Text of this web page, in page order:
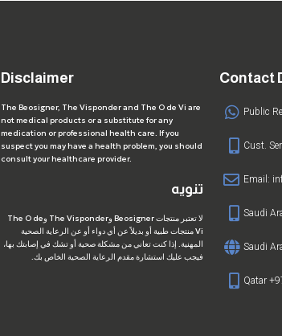
Disclaimer
The Beosigner, The Visponder and The O de Vi are
not medical products or a substitute for any
medication or professional health care. If you
suspect you may have a health problem, you should
consult your healthcare provider.
تنويه
لا تعتبر منتجات Beosigner وThe Visponder وThe O de
Vi منتجات طبية أو بديلاً عن أي دواء أو عن الرعاية الصحية
المهنية. إذا كنت تعاني من مشكلة صحية أو تشك في إصابتك بها،
فيجب عليك استشارة مقدم الرعاية الصحية الخاص بك.
Contact
Public
Cust.
Email:
Saudi
Saudi
Qatar